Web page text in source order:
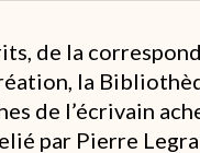
de la
la
de l’écrivain
par Pierre